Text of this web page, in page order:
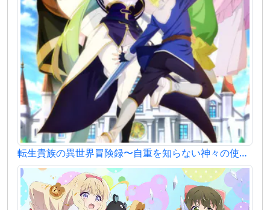
転生貴族の異世界冒険録〜自重を知らない神々の使徒〜